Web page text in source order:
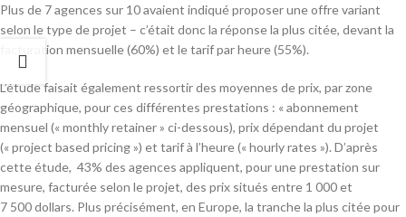
Plus de 7 agences sur 10 avaient indiqué proposer une offre variant
selon le type de projet – c’était donc la réponse la plus citée, devant la
facturation mensuelle (60%) et le tarif par heure (55%).
L’étude faisait également ressortir des moyennes de prix, par zone
géographique, pour ces différentes prestations : « abonnement
mensuel (« monthly retainer » ci-dessous), prix dépendant du projet
(« project based pricing ») et tarif à l’heure (« hourly rates »). D’après
cette étude, 43% des agences appliquent, pour une prestation sur
mesure, facturée selon le projet, des prix situés entre 1 000 et
7 500 dollars. Plus précisément, en Europe, la tranche la plus citée pour